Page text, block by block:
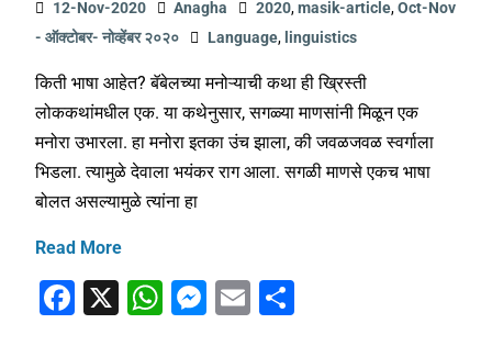
12-Nov-2020 Anagha 2020,masik-article,Oct-Nov
- ऑक्टोबर- नोव्हेंबर २०२०
Language, linguistics
किती भाषा आहेत? बॅबेलच्या मनोऱ्याची कथा ही ख्रिस्ती
लोककथांमधील एक. या कथेनुसार, सगळ्या माणसांनी मिळून एक
मनोरा उभारला. हा मनोरा इतका उंच झाला, की जवळजवळ स्वर्गाला
भिडला. त्यामुळे देवाला भयंकर राग आला. सगळी माणसे एकच भाषा
बोलत असल्यामुळे त्यांना हा
Read More
F X W M E S